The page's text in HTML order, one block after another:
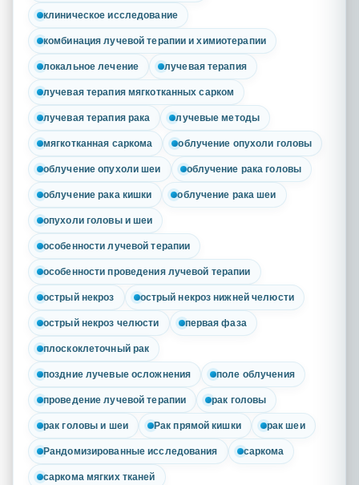
клиническое исследование
комбинация лучевой терапии и химиотерапии
локальное лечение лучевая терапия
лучевая терапия мягкотканных сарком
лучевая терапия рака лучевые методы
мягкотканная саркома облучение опухоли головы
облучение опухоли шеи облучение рака головы
облучение рака кишки облучение рака шеи
опухоли головы и шеи
особенности лучевой терапии
особенности проведения лучевой терапии
острый некроз острый некроз нижней челюсти
острый некроз челюсти первая фаза
плоскоклеточный рак
поздние лучевые осложнения поле облучения
проведение лучевой терапии рак головы
рак головы и шеи Рак прямой кишки рак шеи
Рандомизированные исследования саркома
саркома мягких тканей